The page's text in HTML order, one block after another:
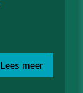
Lees meer